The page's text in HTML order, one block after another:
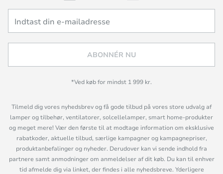
ABONNÉR NU
*Ved køb for mindst 1 999 kr.
Tilmeld dig vores nyhedsbrev og få gode tilbud på vores store udvalg af
lamper og tilbehør, ventilatorer, solcellelamper, smart home-produkter
og meget mere! Vær den første til at modtage information om eksklusive
rabatkoder, aktuelle tilbud, særlige kampagner og kampagnepriser,
produktanbefalinger og nyheder. Derudover kan vi sende indhold fra
partnere samt anmodninger om anmeldelser af dit køb. Du kan til enhver
tid afmelde dig via linket, der findes i alle nyhedsbreve. Yderligere